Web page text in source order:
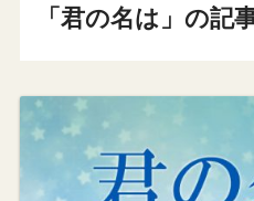
「君の名は」の記